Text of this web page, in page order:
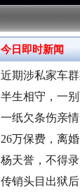
今日即时新闻
近期涉私家车
半生相守，一
一纸欠条伤亲
26万保费，离
杨天誉，不得
传销头目出狱